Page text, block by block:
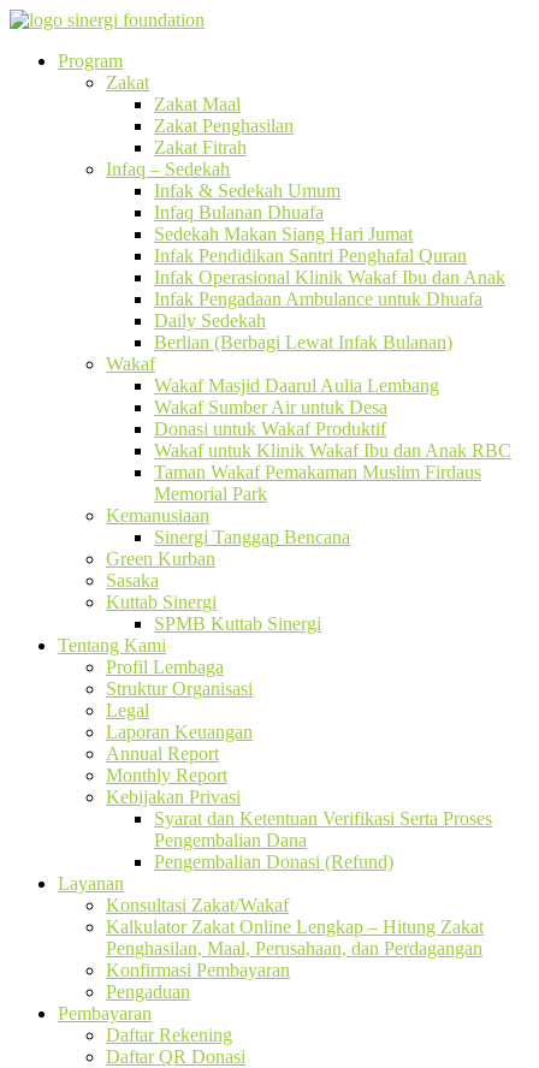
Program
Zakat
Zakat Maal
Zakat Penghasilan
Zakat Fitrah
Infaq – Sedekah
Infak & Sedekah Umum
Infaq Bulanan Dhuafa
Sedekah Makan Siang Hari Jumat
Infak Pendidikan Santri Penghafal Quran
Infak Operasional Klinik Wakaf Ibu dan Anak
Infak Pengadaan Ambulance untuk Dhuafa
Daily Sedekah
Berlian (Berbagi Lewat Infak Bulanan)
Wakaf
Wakaf Masjid Daarul Aulia Lembang
Wakaf Sumber Air untuk Desa
Donasi untuk Wakaf Produktif
Wakaf untuk Klinik Wakaf Ibu dan Anak RBC
Taman Wakaf Pemakaman Muslim Firdaus
Memorial Park
Kemanusiaan
Sinergi Tanggap Bencana
Green Kurban
Sasaka
Kuttab Sinergi
SPMB Kuttab Sinergi
Tentang Kami
Profil Lembaga
Struktur Organisasi
Legal
Laporan Keuangan
Annual Report
Monthly Report
Kebijakan Privasi
Syarat dan Ketentuan Verifikasi Serta Proses
Pengembalian Dana
Pengembalian Donasi (Refund)
Layanan
Konsultasi Zakat/Wakaf
Kalkulator Zakat Online Lengkap – Hitung Zakat
Penghasilan, Maal, Perusahaan, dan Perdagangan
Konfirmasi Pembayaran
Pengaduan
Pembayaran
Daftar Rekening
Daftar QR Donasi